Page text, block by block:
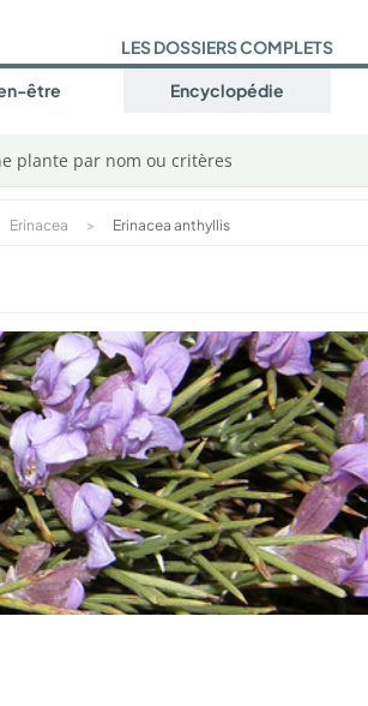
LES DOSSIERS COMPLETS
être Encyclopédie
plante par nom ou critères
Erinacea > Erinacea anthyllis